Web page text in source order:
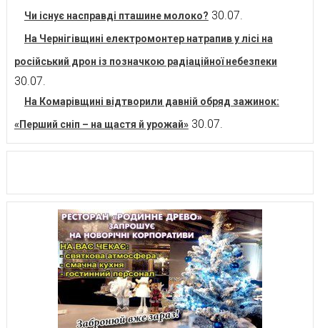
Чи існує насправді пташине молоко? 30.07.
На Чернігівщині електромонтер натрапив у лісі на
російський дрон із позначкою радіаційної небезпеки
30.07.
На Комарівщині відтворили давній обряд зажинок:
«Перший сніп – на щастя й урожай» 30.07.